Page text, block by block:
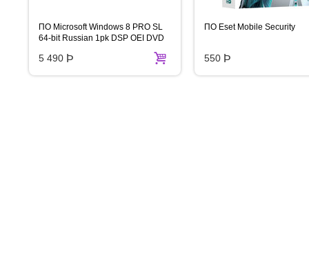
ПО Microsoft Windows 8 PRO SL
64-bit Russian 1pk DSP OEI DVD
5 490 Þ
ПО Eset Mobile Security
550 Þ